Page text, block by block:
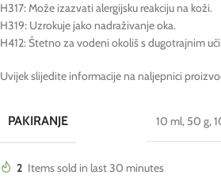
H317: Može izazvati alergijsku reakciju na koži.
H319: Uzrokuje jako nadraživanje oka.
H412: Štetno za vodeni okoliš s dugotrajnim
Uvijek slijedite informacije na naljepnici
PAKIRANJE 10 ml, 50 g,
2 Items sold in last 30 minutes